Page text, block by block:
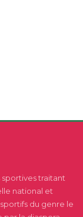
traitant
national et
du genre le